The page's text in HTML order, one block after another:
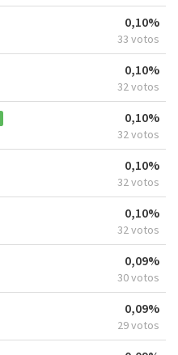
0,10%
33 votos
0,10%
32 votos
0,10%
32 votos
0,10%
32 votos
0,10%
32 votos
0,09%
30 votos
0,09%
29 votos